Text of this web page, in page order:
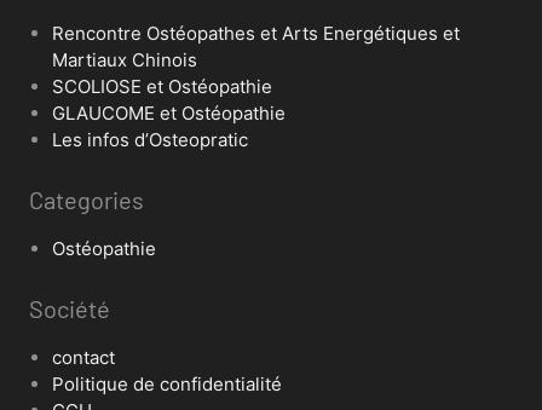
Rencontre Ostéopathes et Arts Energétiques et
Martiaux Chinois
SCOLIOSE et Ostéopathie
GLAUCOME et Ostéopathie
Les infos d’Osteopratic
Categories
Ostéopathie
Société
contact
Politique de confidentialité